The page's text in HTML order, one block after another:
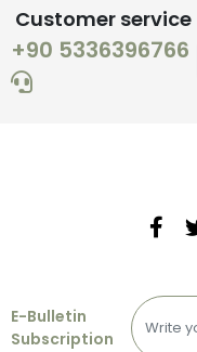
Customer service
+90 5336396766
E-Bulletin
Subscription